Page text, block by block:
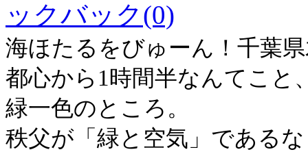
ックバック(0)
海ほたるをびゅーん！千葉
都心から 1時間半なんてこと
緑一色のところ。
秩父が「緑と空気」である